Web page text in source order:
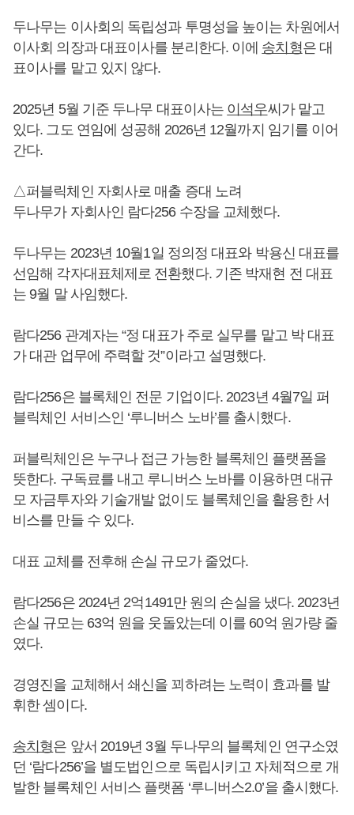
두나무는 이사회의 독립성과 투명성을 높이는 차원에서
이사회 의장과 대표이사를 분리한다. 이에 송치형은 대
표이사를 맡고 있지 않다.
2025년 5월 기준 두나무 대표이사는 이석우씨가 맡고
있다. 그도 연임에 성공해 2026년 12월까지 임기를 이어
간다.
△퍼블릭체인 자회사로 매출 증대 노려
두나무가 자회사인 람다256 수장을 교체했다.
두나무는 2023년 10월1일 정의정 대표와 박용신 대표를
선임해 각자대표체제로 전환했다. 기존 박재현 전 대표
는 9월 말 사임했다.
람다256 관계자는 “정 대표가 주로 실무를 맡고 박 대표
가 대관 업무에 주력할 것”이라고 설명했다.
람다256은 블록체인 전문 기업이다. 2023년 4월7일 퍼
블릭체인 서비스인 ‘루니버스 노바’를 출시했다.
퍼블릭체인은 누구나 접근 가능한 블록체인 플랫폼을
뜻한다. 구독료를 내고 루니버스 노바를 이용하면 대규
모 자금투자와 기술개발 없이도 블록체인을 활용한 서
비스를 만들 수 있다.
대표 교체를 전후해 손실 규모가 줄었다.
람다256은 2024년 2억1491만 원의 손실을 냈다. 2023년
손실 규모는 63억 원을 웃돌았는데 이를 60억 원가량 줄
였다.
경영진을 교체해서 쇄신을 꾀하려는 노력이 효과를 발
휘한 셈이다.
송치형은 앞서 2019년 3월 두나무의 블록체인 연구소였
던 ‘람다256’을 별도법인으로 독립시키고 자체적으로 개
발한 블록체인 서비스 플랫폼 ‘루니버스2.0’을 출시했다.